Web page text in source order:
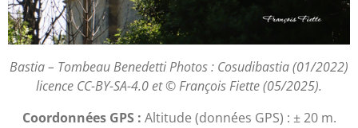
Bastia – Tombeau Benedetti Photos : Cosudibastia (01/2022)
licence CC-BY-SA-4.0et © François Fiette (05/2025).
Coordonnées GPS : Altitude (données GPS) : ± 20 m.